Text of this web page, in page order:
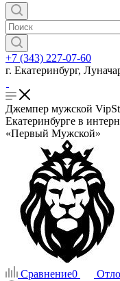
+7 (343) 227-07-60
г. Екатеринбург,
Джемпер мужской
Екатеринбурге в
«Первый Мужской»
Сравнение0